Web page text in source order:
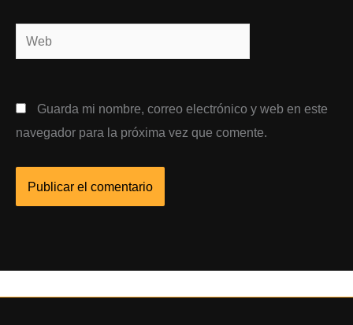
Web
Guarda mi nombre, correo electrónico y web en este
navegador para la próxima vez que comente.